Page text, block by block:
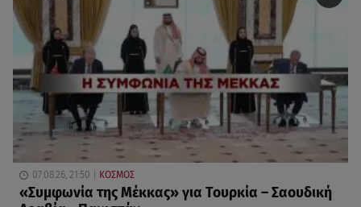
07.08.26, 21:50 ΚΟΣΜΟΣ
«Συμφωνία της Μέκκας» για Τουρκία – Σαουδική